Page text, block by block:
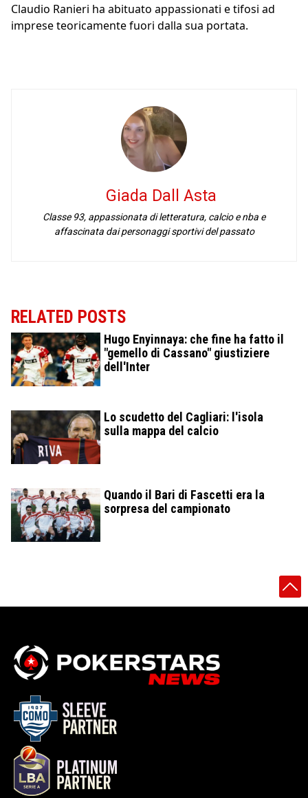
Claudio Ranieri ha abituato appassionati e tifosi ad
imprese teoricamente fuori dalla sua portata.
Giada Dall Asta
Classe 93, appassionata di letteratura, calcio e nba e
affascinata dai personaggi sportivi del passato
RELATED POSTS
Hugo Enyinnaya: che fine ha fatto il
"gemello di Cassano" giustiziere
dell'Inter
Lo scudetto del Cagliari: l'isola
sulla mappa del calcio
Quando il Bari di Fascetti era la
sorpresa del campionato